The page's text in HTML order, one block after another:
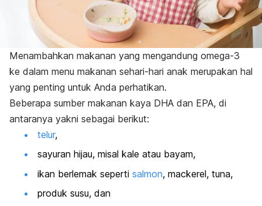
Menambahkan makanan yang mengandung omega-3
ke dalam menu makanan sehari-hari anak merupakan hal
yang penting untuk Anda perhatikan.
Beberapa sumber makanan kaya DHA dan EPA, di
antaranya yakni sebagai berikut:
telur,
sayuran hijau, misal kale atau bayam,
ikan berlemak seperti salmon, mackerel, tuna,
produk susu, dan